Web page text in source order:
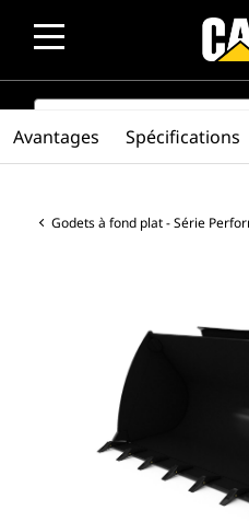
SEARCH
Godets à fond plat - Série
Avantages Spécifications